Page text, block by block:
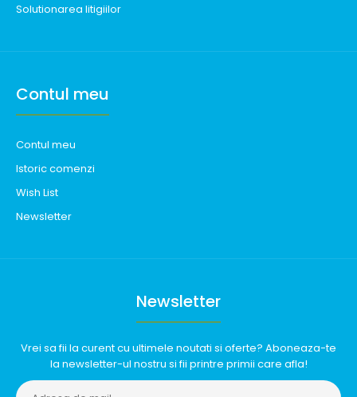
Solutionarea litigiilor
Contul meu
Contul meu
Istoric comenzi
Wish List
Newsletter
Newsletter
Vrei sa fii la curent cu ultimele noutati si oferte? Aboneaza-te
la newsletter-ul nostru si fii printre primii care afla!